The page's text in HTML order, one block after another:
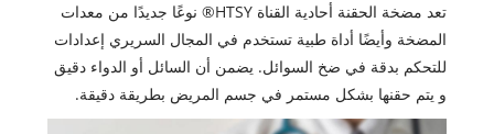
تعد مضخة الحقنة أحادية القناة HTSY® نوعًا جديدًا من معدات
المضخة وأيضًا أداة طبية تستخدم في المجال السريري إعدادات
للتحكم بدقة في ضخ السوائل. يضمن أن السائل أو الدواء دقيق
و يتم حقنها بشكل مستمر في جسم المريض بطريقة دقيقة.